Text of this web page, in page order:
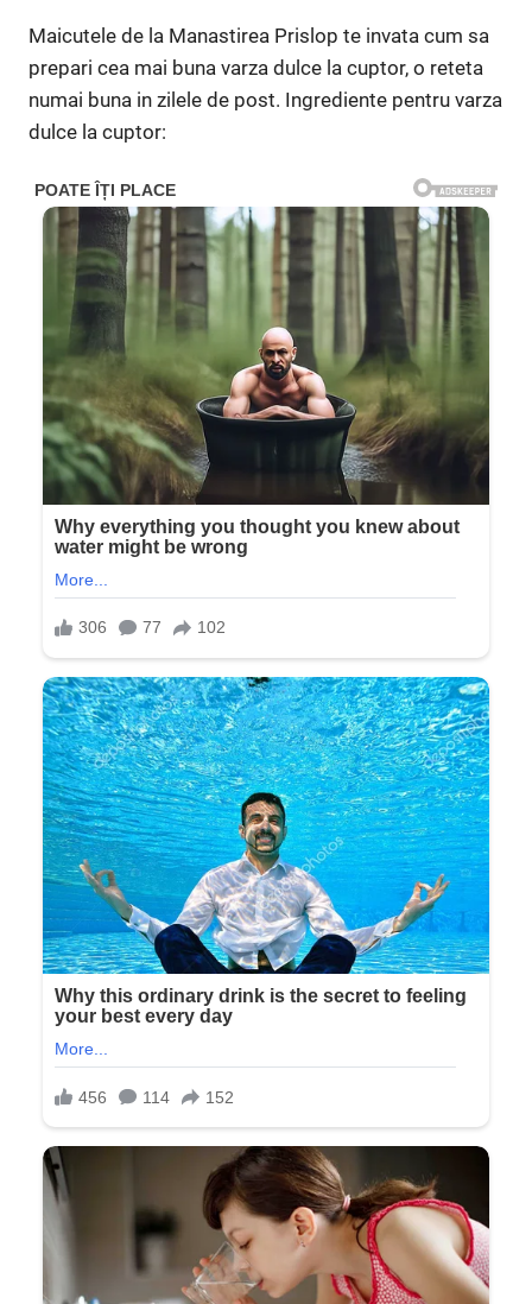
Maicutele de la Manastirea Prislop te invata cum sa
prepari cea mai buna varza dulce la cuptor, o reteta
numai buna in zilele de post. Ingrediente pentru varza
dulce la cuptor: